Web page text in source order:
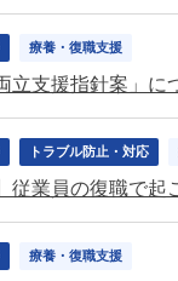
療養・復職支援
立支援指針案」に
トラブル防止・対応
従業員の復職で
療養・復職支援